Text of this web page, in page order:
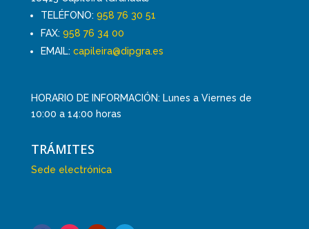
TELÉFONO: 958 76 30 51
FAX: 958 76 34 00
EMAIL: capileira@dipgra.es
HORARIO DE INFORMACIÓN: Lunes a Viernes de
10:00 a 14:00 horas
TRÁMITES
Sede electrónica